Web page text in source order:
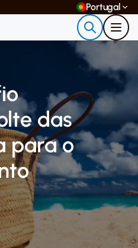
Portugal
das
para o